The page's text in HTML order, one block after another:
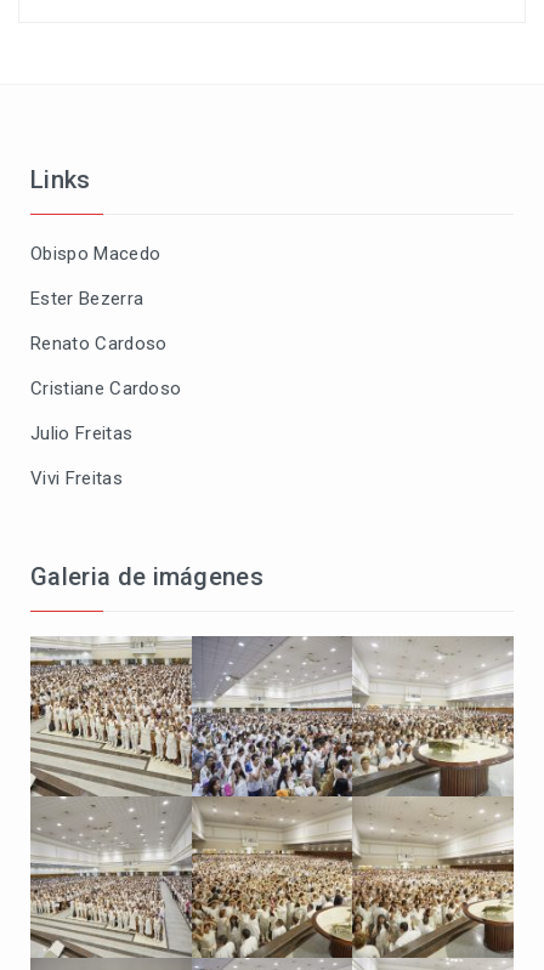
Links
Obispo Macedo
Ester Bezerra
Renato Cardoso
Cristiane Cardoso
Julio Freitas
Vivi Freitas
Galeria de imágenes